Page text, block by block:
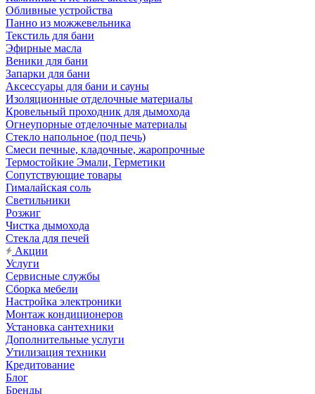
Обливные устройства
Панно из можжевельника
Текстиль для бани
Эфирные масла
Веники для бани
Запарки для бани
Аксессуары для бани и сауны
Изоляционные отделочные материалы
Кровельный проходник для дымохода
Огнеупорные отделочные материалы
Стекло напольное (под печь)
Смеси печные, кладочные, жаропрочные
Термостойкие Эмали, Герметики
Сопутствующие товары
Гималайская соль
Светильники
Розжиг
Чистка дымохода
Стекла для печей
Акции
Услуги
Сервисные службы
Сборка мебели
Настройка электроники
Монтаж кондиционеров
Установка сантехники
Дополнительные услуги
Утилизация техники
Кредитование
Блог
Бренды